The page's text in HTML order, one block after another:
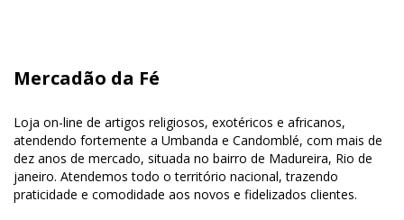
Mercadão da Fé
Loja on-line de artigos religiosos, exotéricos e africanos,
atendendo fortemente a Umbanda e Candomblé, com mais de
dez anos de mercado, situada no bairro de Madureira, Rio de
janeiro. Atendemos todo o território nacional, trazendo
praticidade e comodidade aos novos e fidelizados clientes.